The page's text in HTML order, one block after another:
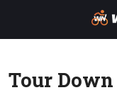
Tour